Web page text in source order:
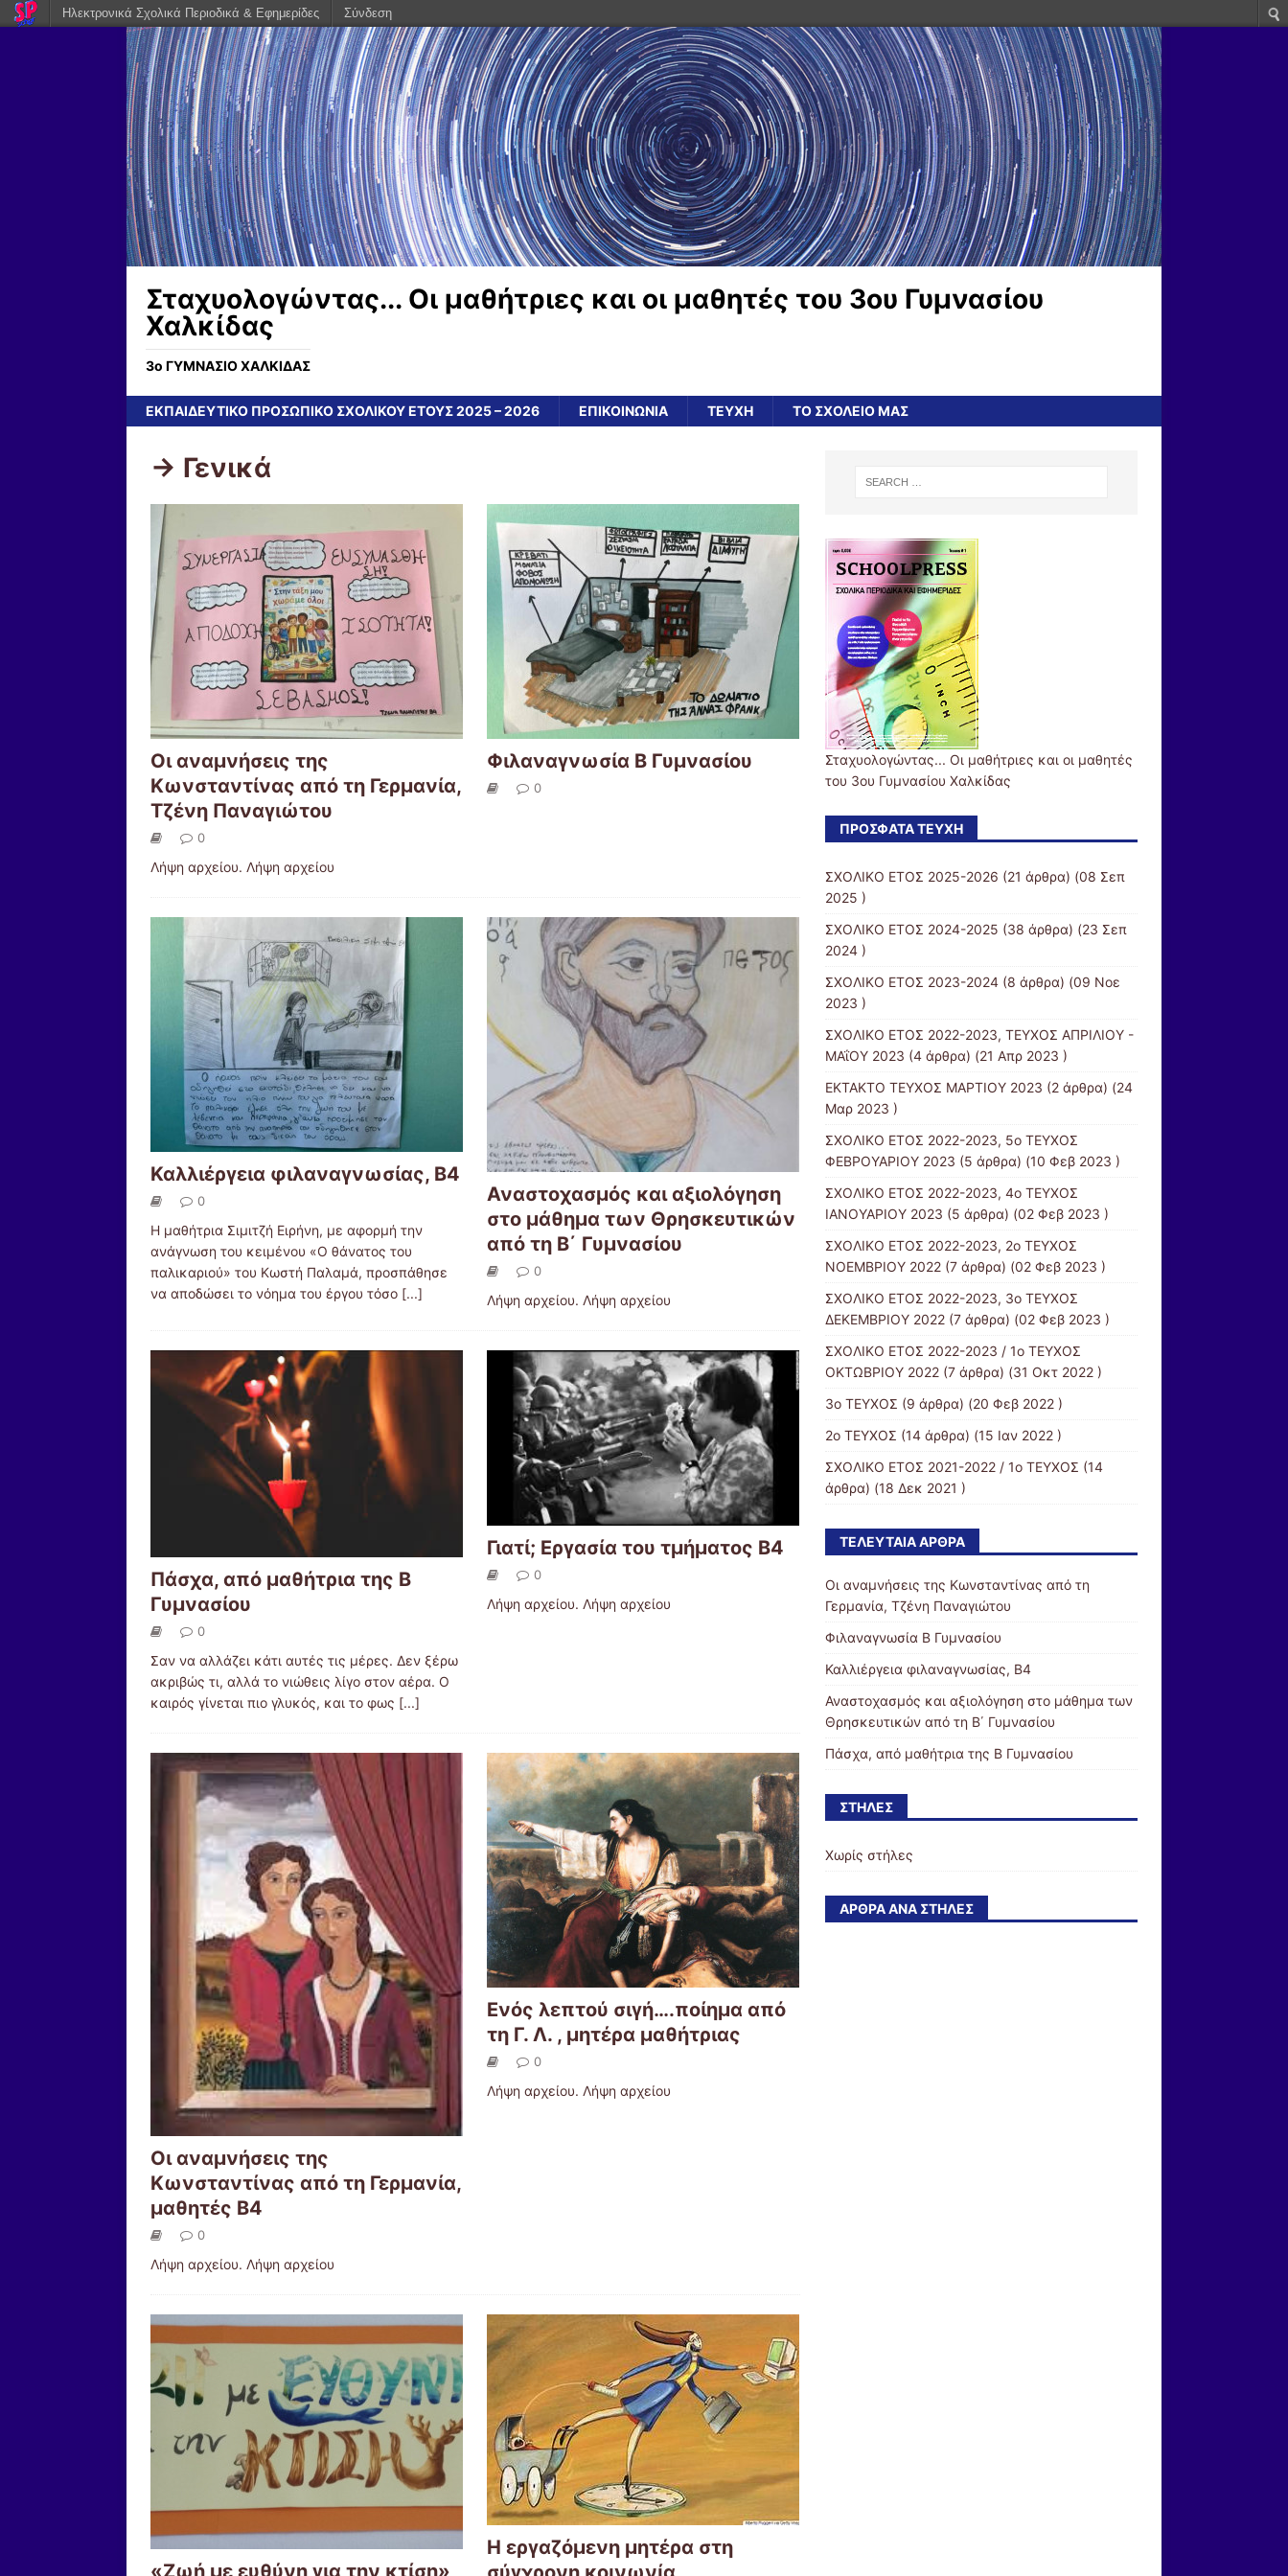
Σταχυολογώντας... Οι μαθήτριες και οι μαθητές του 3ου Γυμνασίου
Χαλκίδας
3ο ΓΥΜΝΑΣΙΟ ΧΑΛΚΙΔΑΣ
ΕΚΠΑΙΔΕΥΤΙΚΟ ΠΡΟΣΩΠΙΚΟ ΣΧΟΛΙΚΟΥ ΕΤΟΥΣ 2025 – 2026 ΕΠΙΚΟΙΝΩΝΙΑ ΤΕΥΧΗ ΤΟ ΣΧΟΛΕΙΟ ΜΑΣ
-> Γενικά
Οι αναμνήσεις της
Κωνσταντίνας από τη Γερμανία,
Τζένη Παναγιώτου
0
Λήψη αρχείου. Λήψη αρχείου
Φιλαναγνωσία Β Γυμνασίου
0
Καλλιέργεια φιλαναγνωσίας, Β4
0
Η μαθήτρια Σιμιτζή Ειρήνη, με αφορμή την
ανάγνωση του κειμένου «Ο θάνατος του
παλικαριού» του Κωστή Παλαμά, προσπάθησε
να αποδώσει το νόημα του έργου τόσο [...]
Αναστοχασμός και αξιολόγηση
στο μάθημα των Θρησκευτικών
από τη Β΄ Γυμνασίου
0
Λήψη αρχείου. Λήψη αρχείου
Πάσχα, από μαθήτρια της Β
Γυμνασίου
0
Σαν να αλλάζει κάτι αυτές τις μέρες. Δεν ξέρω
ακριβώς τι, αλλά το νιώθεις λίγο στον αέρα. Ο
καιρός γίνεται πιο γλυκός, και το φως [...]
Γιατί; Εργασία του τμήματος Β4
0
Λήψη αρχείου. Λήψη αρχείου
Οι αναμνήσεις της
Κωνσταντίνας από τη Γερμανία,
μαθητές Β4
0
Λήψη αρχείου. Λήψη αρχείου
Ενός λεπτού σιγή….ποίημα από
τη Γ. Λ. , μητέρα μαθήτριας
0
Λήψη αρχείου. Λήψη αρχείου
«Ζωή με ευθύνη για την κτίση»
Η εργαζόμενη μητέρα στη
Σταχυολογώντας... Οι μαθήτριες και οι μαθητές
του 3ου Γυμνασίου Χαλκίδας
ΠΡΌΣΦΑΤΑ ΤΕΎΧΗ
ΣΧΟΛΙΚΟ ΕΤΟΣ 2025-2026 (21 άρθρα) (08 Σεπ
2025 )
ΣΧΟΛΙΚΟ ΕΤΟΣ 2024-2025 (38 άρθρα) (23 Σεπ
2024 )
ΣΧΟΛΙΚΟ ΕΤΟΣ 2023-2024(8 άρθρα) (09 Νοε
2023 )
ΣΧΟΛΙΚΟ ΕΤΟΣ 2022-2023, ΤΕΥΧΟΣ ΑΠΡΙΛΙΟΥ -
ΜΑΐΟΥ 2023 (4 άρθρα) (21 Απρ 2023 )
ΕΚΤΑΚΤΟ ΤΕΥΧΟΣ ΜΑΡΤΙΟΥ 2023 (2 άρθρα) (24
Μαρ 2023 )
ΣΧΟΛΙΚΟ ΕΤΟΣ 2022-2023, 5ο ΤΕΥΧΟΣ
ΦΕΒΡΟΥΑΡΙΟΥ 2023 (5 άρθρα) (10 Φεβ 2023 )
ΣΧΟΛΙΚΟ ΕΤΟΣ 2022-2023, 4ο ΤΕΥΧΟΣ
ΙΑΝΟΥΑΡΙΟΥ 2023 (5 άρθρα) (02 Φεβ 2023 )
ΣΧΟΛΙΚΟ ΕΤΟΣ 2022-2023, 2ο ΤΕΥΧΟΣ
ΝΟΕΜΒΡΙΟΥ 2022(7 άρθρα) (02 Φεβ 2023 )
ΣΧΟΛΙΚΟ ΕΤΟΣ 2022-2023, 3ο ΤΕΥΧΟΣ
ΔΕΚΕΜΒΡΙΟΥ 2022(7 άρθρα) (02 Φεβ 2023 )
ΣΧΟΛΙΚΟ ΕΤΟΣ 2022-2023 / 1ο ΤΕΥΧΟΣ
ΟΚΤΩΒΡΙΟΥ 2022(7 άρθρα) (31 Οκτ 2022 )
3ο ΤΕΥΧΟΣ (9 άρθρα) (20 Φεβ 2022 )
2ο ΤΕΥΧΟΣ (14 άρθρα) (15 Ιαν 2022 )
ΣΧΟΛΙΚΟ ΕΤΟΣ 2021-2022 / 1ο ΤΕΥΧΟΣ (14
άρθρα) (18 Δεκ 2021 )
ΤΕΛΕΥΤΑΊΑ ΆΡΘΡΑ
Οι αναμνήσεις της Κωνσταντίνας από τη
Γερμανία, Τζένη Παναγιώτου
Φιλαναγνωσία Β Γυμνασίου
Καλλιέργεια φιλαναγνωσίας, Β4
Αναστοχασμός και αξιολόγηση στο μάθημα των
Θρησκευτικών από τη Β΄ Γυμνασίου
Πάσχα, από μαθήτρια της Β Γυμνασίου
ΣΤΉΛΕΣ
Χωρίς στήλες
ΆΡΘΡΑ ΑΝΆ ΣΤΉΛΕΣ
Ηλεκτρονικά Σχολικά Περιοδικά & Εφημερίδες Σύνδεση